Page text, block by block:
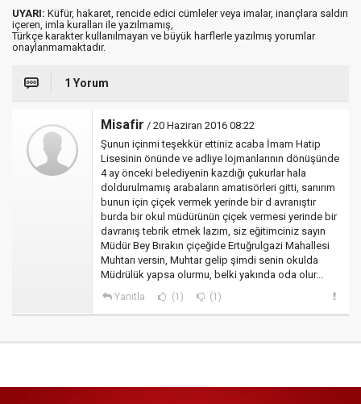
UYARI: Küfür, hakaret, rencide edici cümleler veya imalar, inançlara saldırı
içeren, imla kuralları ile yazılmamış,
Türkçe karakter kullanılmayan ve büyük harflerle yazılmış yorumlar
onaylanmamaktadır.
1 Yorum
Misafir / 20 Haziran 2016 08:22
Şunun içinmi teşekkür ettiniz acaba İmam Hatip
Lisesinin önünde ve adliye lojmanlarının dönüşünde
4 ay önceki belediyenin kazdığı çukurlar hala
doldurulmamış arabaların amatisörleri gitti, sanırım
bunun için çiçek vermek yerinde bir d avranıştır
burda bir okul müdürünün çiçek vermesi yerinde bir
davranış tebrik etmek lazım, siz eğitimciniz sayın
Müdür Bey Bırakın çiçeğide Ertuğrulgazi Mahallesi
Muhtarı versin, Muhtar gelip şimdi senin okulda
Müdrülük yapsa olurmu, belki yakında oda olur...
Yanıtla (1) (1)